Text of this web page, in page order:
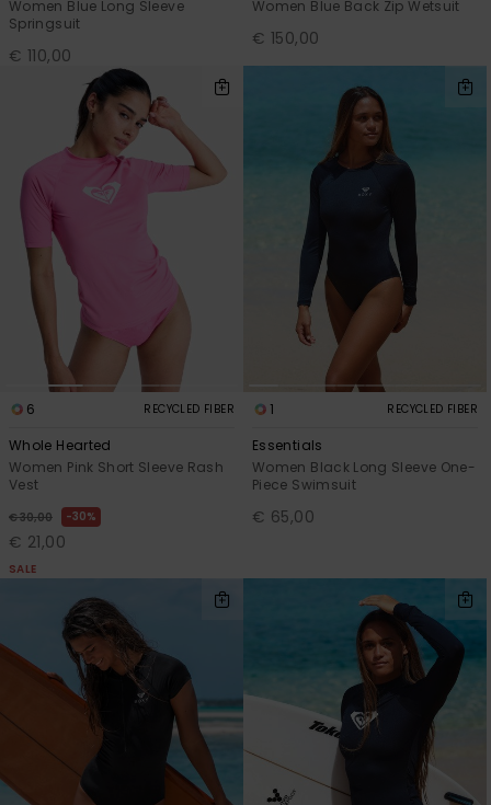
Women Blue Long Sleeve
Springsuit
€ 110,00
Women Blue Back Zip Wetsuit
€ 150,00
6 RECYCLED FIBER
Whole Hearted
Women Pink Short Sleeve Rash
Vest
€ 30,00 30%
€ 21,00
SALE
1 RECYCLED FIBER
Essentials
Women Black Long Sleeve One-
Piece Swimsuit
€ 65,00